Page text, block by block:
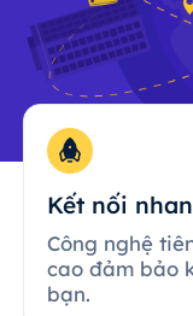
Kết nối
Công nghệ
cao đảm bảo
bạn.